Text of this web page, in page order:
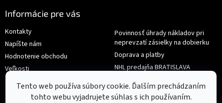
Tento web používa súbory cookie. Ďalším prechádzaním
tohto webu vyjadrujete súhlas s ich používaním.
Informácie pre vás
Kontakty
Napíšte nám
Hodnotenie obchodu
Veľkosti
Obchodné podmienky
Povinnosť úhrady nákladov pri
neprevzatí zásielky na dobierku
Doprava a platby
NHL predajňa BRATISLAVA
Reklamace/Výměna